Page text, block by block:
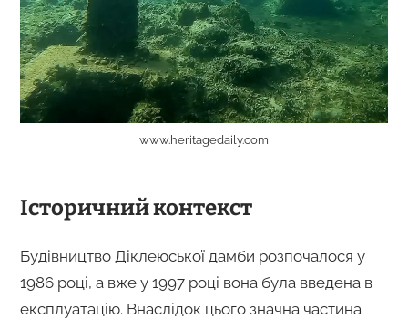
www.heritagedaily.com
Історичний контекст
Будівництво Діклеюської дамби розпочалося у
1986 році, а вже у 1997 році вона була введена в
експлуатацію. Внаслідок цього значна частина